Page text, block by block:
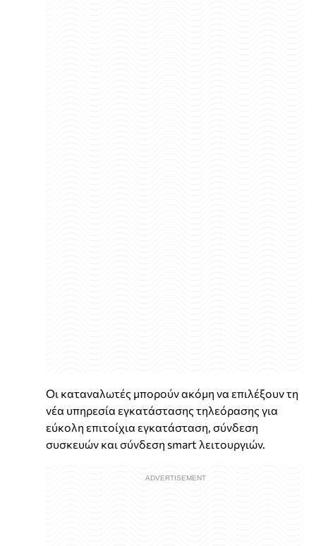
Οι καταναλωτές μπορούν ακόμη να επιλέξουν τη
νέα υπηρεσία εγκατάστασης τηλεόρασης για
εύκολη επιτοίχια εγκατάσταση, σύνδεση
συσκευών και σύνδεση smart λειτουργιών.